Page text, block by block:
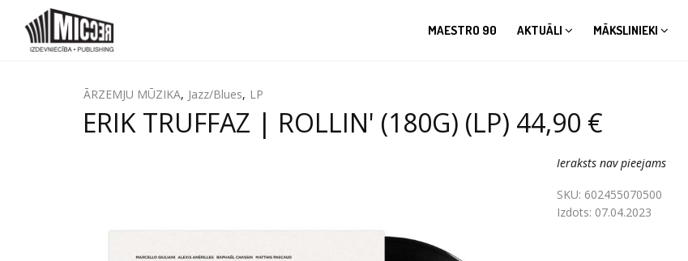
MAESTRO 90 AKTUĀLI MĀKSLINIEKI
ĀRZEMJU MŪZIKA, Jazz/Blues, LP
ERIK TRUFFAZ | ROLLIN' (180G) (LP) 44,90 €
Ieraksts nav pieejams
SKU: 602455070500
Izdots: 07.04.2023